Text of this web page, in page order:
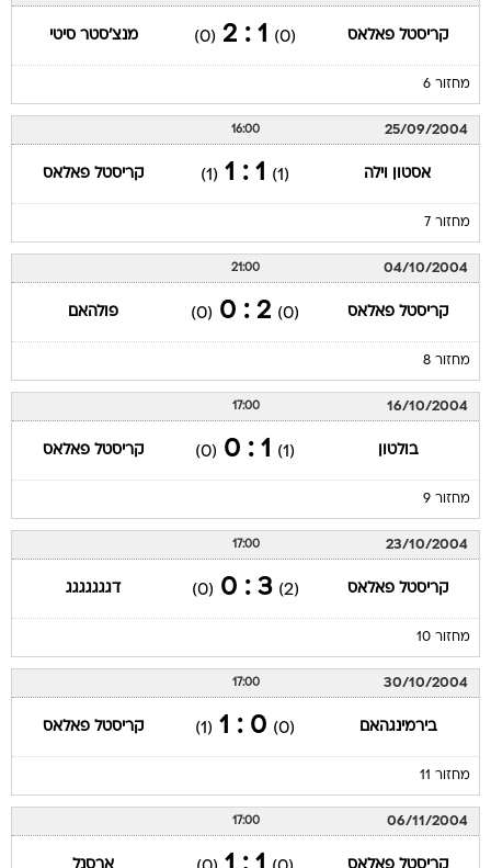
קריסטל פאלאס (0)
1 : 2
(0) מנצ'סטר סיטי
מחזור 6
25/09/2004
16:00
אסטון וילה (1)
1 : 1
(1) קריסטל פאלאס
מחזור 7
04/10/2004
21:00
קריסטל פאלאס (0)
2 : 0
(0) פולהאם
מחזור 8
16/10/2004
17:00
בולטון (1)
1 : 0
(0) קריסטל פאלאס
מחזור 9
23/10/2004
17:00
קריסטל פאלאס (2)
3 : 0
(0) דגגגגגגג
מחזור 10
30/10/2004
17:00
בירמינגהאם (0)
0 : 1
(1) קריסטל פאלאס
מחזור 11
06/11/2004
17:00
קריסטל פאלאס ארסנל